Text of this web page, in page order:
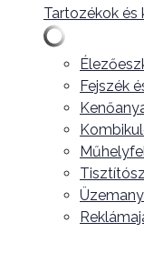
Tartozékok és
Fejszék